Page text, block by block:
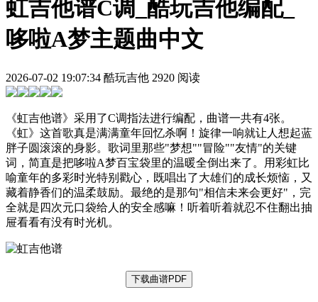
虹吉他谱C调_酷玩吉他编配_
哆啦A梦主题曲中文
2026-07-02 19:07:34 酷玩吉他 2920 阅读
《虹吉他谱》采用了C调指法进行编配，曲谱一共有4张。
《虹》这首歌真是满满童年回忆杀啊！旋律一响就让人想起蓝
胖子圆滚滚的身影。歌词里那些"梦想""冒险""友情"的关键
词，简直是把哆啦A梦百宝袋里的温暖全倒出来了。用彩虹比
喻童年的多彩时光特别戳心，既唱出了大雄们的成长烦恼，又
藏着静香们的温柔鼓励。最绝的是那句"相信未来会更好"，完
全就是四次元口袋给人的安全感嘛！听着听着就忍不住翻出抽
屉看看有没有时光机。
下载曲谱PDF